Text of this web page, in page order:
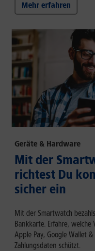
Mehr erfahren
Geräte & Hardware
Mit der
richtest Du
sicher ein
Mit der Smartwatch
Bankkarte. Erfahre,
Apple Pay, Google Wallet
Zahlungsdaten schützt.